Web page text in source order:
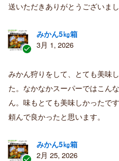
者
送いただきありがとうございまし
証
済
み
購
者
みかん5㎏箱
3月 1, 2026
みかん狩りをして、とても美味
た。なかなかスーパーではこん
ん。味もとても美味しかったです
頼んで良かったと思います。
みかん5㎏箱
2月 25, 2026